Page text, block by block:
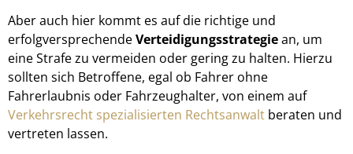
Aber auch hier kommt es auf die richtige und
erfolgversprechendeVerteidigungsstrategiean, um
eine Strafe zu vermeiden oder gering zu halten. Hierzu
sollten sich Betroffene, egal ob Fahrer ohne
Fahrerlaubnis oder Fahrzeughalter, von einem auf
Verkehrsrecht spezialisierten Rechtsanwalt beraten und
vertreten lassen.